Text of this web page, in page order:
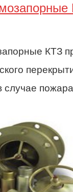
КТЗ
случае